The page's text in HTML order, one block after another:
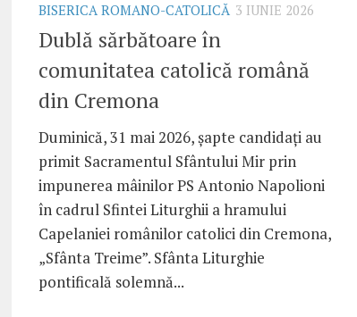
BISERICA ROMANO-CATOLICĂ 3 IUNIE 2026
Dublă sărbătoare în
comunitatea catolică română
din Cremona
Duminică, 31 mai 2026, șapte candidați au
primit Sacramentul Sfântului Mir prin
impunerea mâinilor PS Antonio Napolioni
în cadrul Sfintei Liturghii a hramului
Capelaniei românilor catolici din Cremona,
„Sfânta Treime”. Sfânta Liturghie
pontificală solemnă...